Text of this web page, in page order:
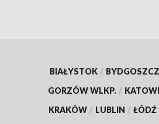
BIAŁYSTOK / BYDGOSZCZ
GORZÓW WLKP. /
KRAKÓW / LUBLIN / ŁÓDŹ